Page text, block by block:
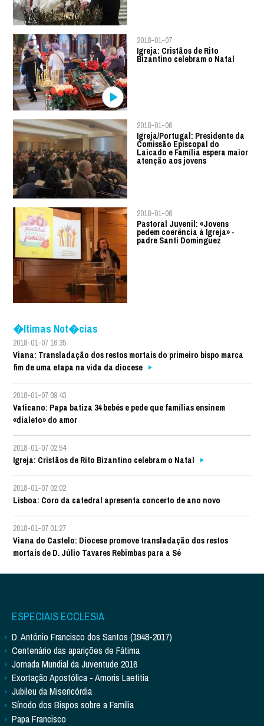
2018-01-07
Igreja: Cristãos de Rito
Bizantino celebram o Natal
2018-01-06
Igreja/Portugal: Presidente da
Comissão Episcopal do
Laicado e Família espera maior
atenção aos jovens
2018-01-06
Pastoral Juvenil: «Jovens
pedem coerência à Igreja» -
padre Santi Dominguez
�ltimas Not�cias
2018-01-07 16:35
Viana: Transladação dos restos mortais do primeiro bispo marca
fim de uma etapa na vida da diocese
2018-01-07 09:43
Vaticano: Papa batiza 34 bebés e pede que famílias ensinem
«dialeto» do amor
2018-01-07 02:54
Igreja: Cristãos de Rito Bizantino celebram o Natal
2018-01-07 02:02
Lisboa: Coro da catedral apresenta concerto de ano novo
2018-01-07 01:27
Viana do Castelo: Diocese promove transladação dos restos
mortais de D. Júlio Tavares Rebimbas para a Sé
ESPECIAIS ECCLESIA
D. António Francisco dos Santos (1948-2017)
Centenário das aparições de Fátima
Jornada Mundial da Juventude 2016
Exortação Apostólica - Amoris Laetitia
Jubileu da Misericórdia
Sínodo dos Bispos sobre a Família
Papa Francisco